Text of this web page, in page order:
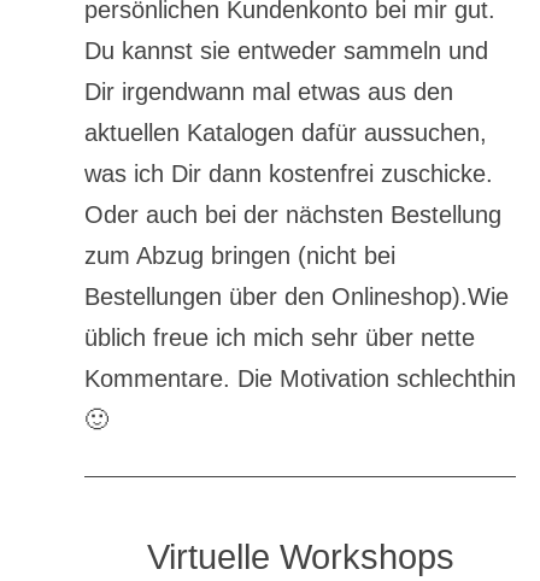
persönlichen Kundenkonto bei mir gut.
Du kannst sie entweder sammeln und
Dir irgendwann mal etwas aus den
aktuellen Katalogen dafür aussuchen,
was ich Dir dann kostenfrei zuschicke.
Oder auch bei der nächsten Bestellung
zum Abzug bringen (nicht bei
Bestellungen über den Onlineshop).Wie
üblich freue ich mich sehr über nette
Kommentare. Die Motivation schlechthin
🙂
Virtuelle Workshops